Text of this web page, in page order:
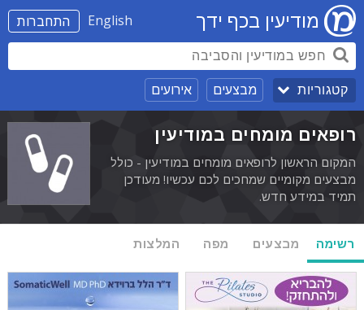
התחברות English מודיעין בכף ידך
קטגוריות מבצעים אירועים
רופאים מומחים במודיעין
המקום הראשון לרופאים מומחים במודיעין - כולל
מבצעים מקומיים שמחכים לכם עכשיו! מעודכן
תמיד במידע חדש.
רשימה מבצעים מפה המלצות